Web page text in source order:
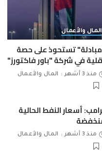
المال والأعمال
تستحوذ على حصة
في شركة "باور فاكتورز"
منذ 3 أشهر المال والأعمال
أسعار النفط الحالية
منذ 3 أشهر المال والأعمال